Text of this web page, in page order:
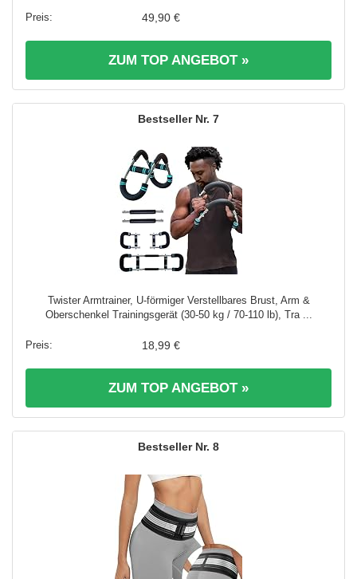
49,90 €
ZUM TOP ANGEBOT »
7
Twister Armtrainer, U-förmiger Verstellbares Brust, Arm &
Oberschenkel Trainingsgerät (30-50 kg / 70-110 lb), Tra ...
18,99 €
ZUM TOP ANGEBOT »
8